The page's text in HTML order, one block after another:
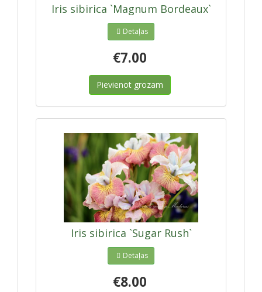
Iris sibirica `Magnum Bordeaux`
Detaļas
€7.00
Pievienot grozam
Iris sibirica `Sugar Rush`
Detaļas
€8.00